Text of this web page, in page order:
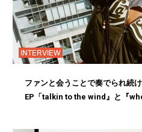
INTERVIEW
ファンと会うことで奏でられ続
EP「talkin to the wind』と『